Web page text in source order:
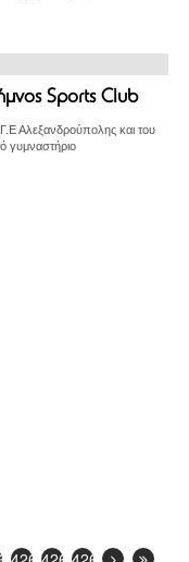
Sports Club
Αλεξανδρούπολης και του
γυμναστήριο